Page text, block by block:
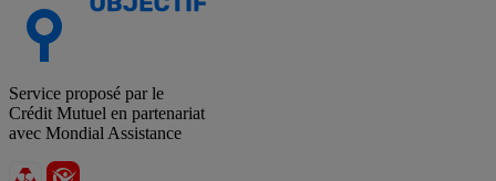
Service proposé par le
Crédit Mutuel en partenariat
avec Mondial Assistance